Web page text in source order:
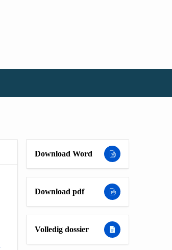
Download Word
Download pdf
Volledig dossier